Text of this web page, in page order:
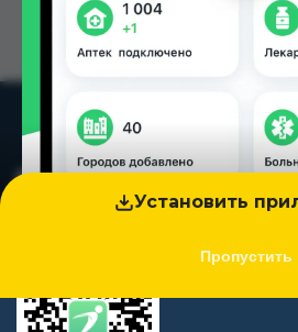
Установить
Пропустить